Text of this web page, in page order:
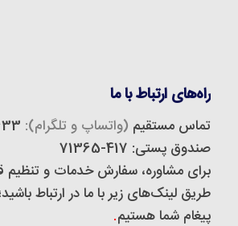
راه‌های ارتباط با ما
تماس مستقیم (واتساپ و تلگرام):
صندوق پستی: 417-71365
برای مشاوره، سفارش خدمات و تنظیم
طریق لینک‌های زیر با ما در ارتباط
پیغام شما هستیم.